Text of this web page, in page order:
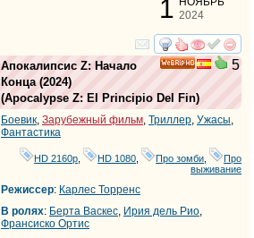
1 2024
смотреть
5
Апокалипсис Z: Начало
Конца(2024)
(Apocalypse Z: El Principio Del Fin)
Боевик, Зарубежный фильм, Триллер, Ужасы,
Фантастика
HD 2160р HD 1080 Про зомби
Про
выживание
Режиссер: Карлес Торренс
В ролях: Берта Васкес, Ирия дель Рио,
Франсиско Ортис